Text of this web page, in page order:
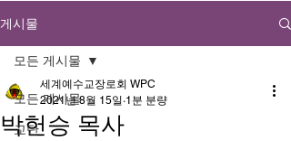
게시물
모든 게시물
교단
모든 게시물
박헌승 목사
세계예수교장로회 WPC
2021년 8월 15일 1분 분량